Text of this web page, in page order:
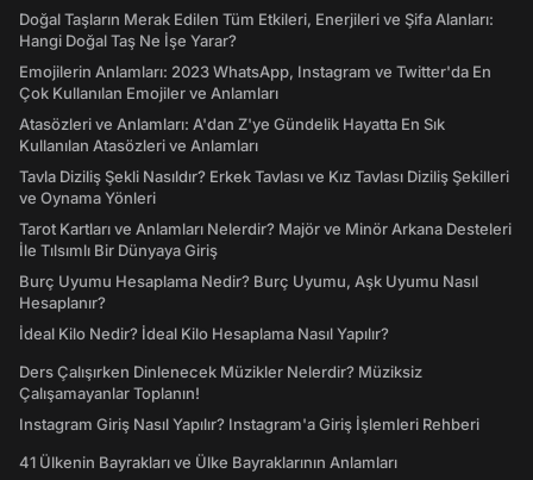
Doğal Taşların Merak Edilen Tüm Etkileri, Enerjileri ve Şifa Alanları:
Hangi Doğal Taş Ne İşe Yarar?
Emojilerin Anlamları: 2023 WhatsApp, Instagram ve Twitter'da En
Çok Kullanılan Emojiler ve Anlamları
Atasözleri ve Anlamları: A'dan Z'ye Gündelik Hayatta En Sık
Kullanılan Atasözleri ve Anlamları
Tavla Diziliş Şekli Nasıldır? Erkek Tavlası ve Kız Tavlası Diziliş Şekilleri
ve Oynama Yönleri
Tarot Kartları ve Anlamları Nelerdir? Majör ve Minör Arkana Desteleri
İle Tılsımlı Bir Dünyaya Giriş
Burç Uyumu Hesaplama Nedir? Burç Uyumu, Aşk Uyumu Nasıl
Hesaplanır?
İdeal Kilo Nedir? İdeal Kilo Hesaplama Nasıl Yapılır?
Ders Çalışırken Dinlenecek Müzikler Nelerdir? Müziksiz
Çalışamayanlar Toplanın!
Instagram Giriş Nasıl Yapılır? Instagram'a Giriş İşlemleri Rehberi
41 Ülkenin Bayrakları ve Ülke Bayraklarının Anlamları